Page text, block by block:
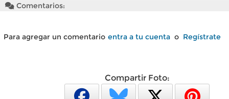
Comentarios:
Para agregar un comentario entra a tu cuenta o Regístrate
Compartir Foto: